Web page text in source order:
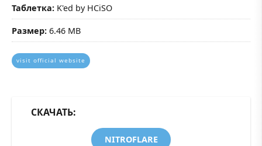
Таблетка: K'ed by HCiSO
Размер: 6.46 MB
visit official website
СКАЧАТЬ:
NITROFLARE